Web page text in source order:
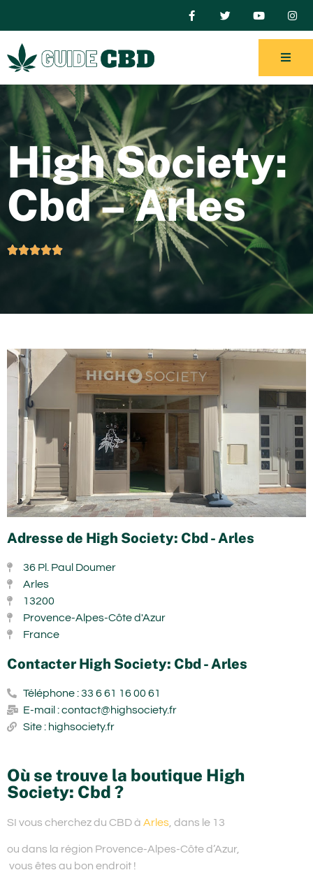
High Society:
Cbd – Arles

Adresse de High Society: Cbd - Arles
36 Pl. Paul Doumer
Arles
13200
Provence-Alpes-Côte d'Azur
France
Contacter High Society: Cbd - Arles
Téléphone : 33 6 61 16 00 61
E-mail : contact@highsociety.fr
Site : highsociety.fr
Où se trouve la boutique High
Society: Cbd ?
SI vous cherchez du CBD à Arles , dans le 13
ou dans la région Provence-Alpes-Côte d’Azur,
vous êtes au bon endroit !